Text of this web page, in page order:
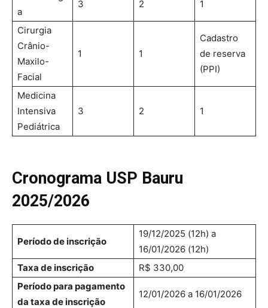
a
3 2 1
Cirurgia
Crânio-
Maxilo-
Facial
1 1
Cadastro
de reserva
(PPI)
Medicina
Intensiva
Pediátrica
3 2 1
Cronograma USP Bauru
2025/2026
Período de inscrição
19/12/2025 (12h) a
16/01/2026 (12h)
Taxa de inscrição
R$ 330,00
Período para pagamento
da taxa de inscrição
12/01/2026 a 16/01/2026